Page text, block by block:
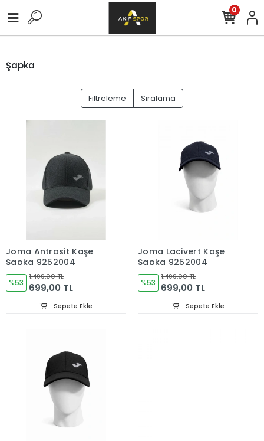
0
Şapka
Filtreleme Sıralama
Joma Antrasit Kaşe
Şapka 9252004
%53
1.499,00 TL
699,00 TL
Sepete Ekle
Joma Lacivert Kaşe
Şapka 9252004
%53
1.499,00 TL
699,00 TL
Sepete Ekle